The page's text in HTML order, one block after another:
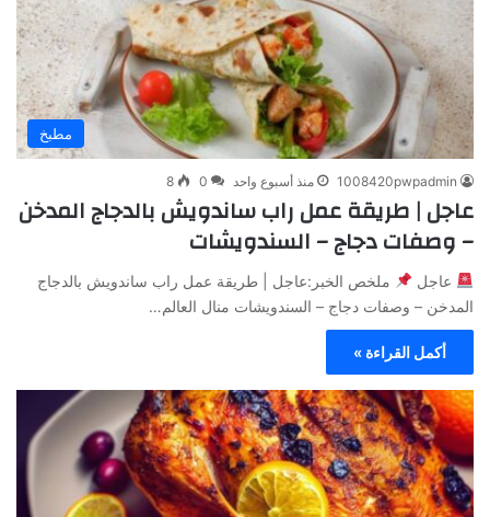
مطبخ
1008420pwpadmin منذ أسبوع واحد 0
8
عاجل | طريقة عمل راب ساندويش بالدجاج المدخن
– وصفات دجاج – السندويشات
عاجل
ملخص الخبر:عاجل | طريقة عمل راب ساندويش بالدجاج
المدخن – وصفات دجاج – السندويشات منال العالم…
أكمل القراءة »